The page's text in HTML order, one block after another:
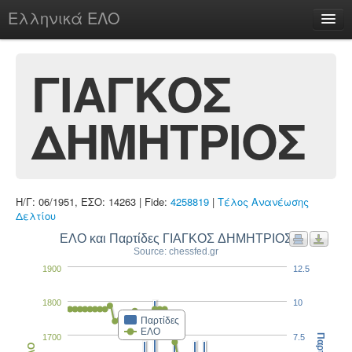
Ελληνικά ΕΛΟ
chesstu.be @ discord
Login
ΓΙΑΓΚΟΣ
ΔΗΜΗΤΡΙΟΣ
Η/Γ: 06/1951, ΕΣΟ: 14263 | Fide: 4258819 | Τέλος Ανανέωσης
Δελτίου
ΕΛΟ και Παρτίδες ΓΙΑΓΚΟΣ ΔΗΜΗΤΡΙΟΣ
Source: chessfed.gr
Παρτίδες
ΕΛΟ
1700
1800
1900
7.5
10
12.5